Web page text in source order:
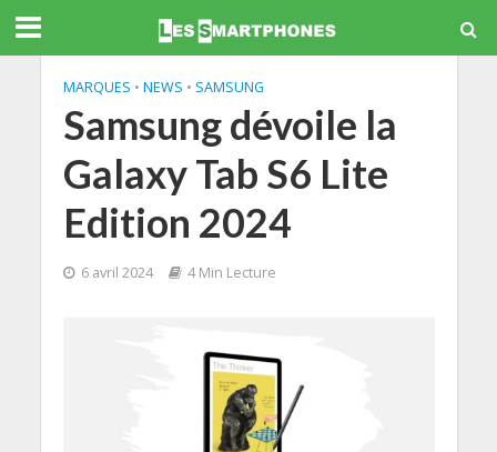
MARQUES • NEWS • SAMSUNG
Samsung dévoile la
Galaxy Tab S6 Lite
Edition 2024
6 avril 2024 4 Min Lecture